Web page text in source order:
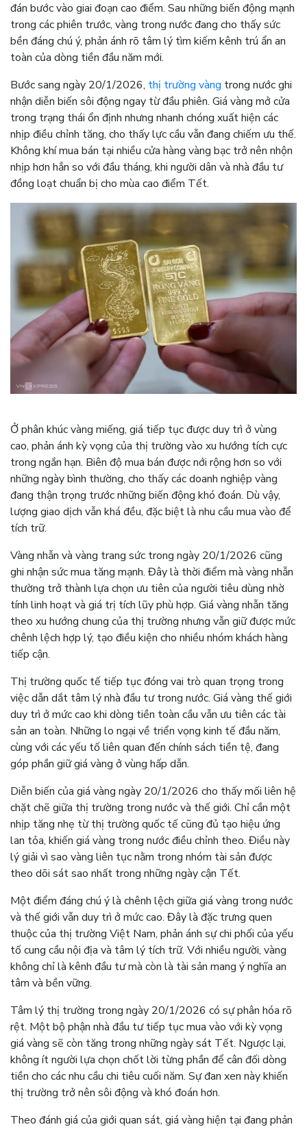
đán bước vào giai đoạn cao điểm. Sau những biến động mạnh
trong các phiên trước, vàng trong nước đang cho thấy sức
bền đáng chú ý, phản ánh rõ tâm lý tìm kiếm kênh trú ẩn an
toàn của dòng tiền đầu năm mới.
Bước sang ngày 20/1/2026, thị trường vàng trong nước ghi
nhận diễn biến sôi động ngay từ đầu phiên. Giá vàng mở cửa
trong trạng thái ổn định nhưng nhanh chóng xuất hiện các
nhịp điều chỉnh tăng, cho thấy lực cầu vẫn đang chiếm ưu thế.
Không khí mua bán tại nhiều cửa hàng vàng bạc trở nên nhộn
nhịp hơn hẳn so với đầu tháng, khi người dân và nhà đầu tư
đồng loạt chuẩn bị cho mùa cao điểm Tết.
Ở phân khúc vàng miếng, giá tiếp tục được duy trì ở vùng
cao, phản ánh kỳ vọng của thị trường vào xu hướng tích cực
trong ngắn hạn. Biên độ mua bán được nới rộng hơn so với
những ngày bình thường, cho thấy các doanh nghiệp vàng
đang thận trọng trước những biến động khó đoán. Dù vậy,
lượng giao dịch vẫn khá đều, đặc biệt là nhu cầu mua vào để
tích trữ.
Vàng nhẫn và vàng trang sức trong ngày 20/1/2026 cũng
ghi nhận sức mua tăng mạnh. Đây là thời điểm mà vàng nhẫn
thường trở thành lựa chọn ưu tiên của người tiêu dùng nhờ
tính linh hoạt và giá trị tích lũy phù hợp. Giá vàng nhẫn tăng
theo xu hướng chung của thị trường nhưng vẫn giữ được mức
chênh lệch hợp lý, tạo điều kiện cho nhiều nhóm khách hàng
tiếp cận.
Thị trường quốc tế tiếp tục đóng vai trò quan trọng trong
việc dẫn dắt tâm lý nhà đầu tư trong nước. Giá vàng thế giới
duy trì ở mức cao khi dòng tiền toàn cầu vẫn ưu tiên các tài
sản an toàn. Những lo ngại về triển vọng kinh tế đầu năm,
cùng với các yếu tố liên quan đến chính sách tiền tệ, đang
góp phần giữ giá vàng ở vùng hấp dẫn.
Diễn biến của giá vàng ngày 20/1/2026 cho thấy mối liên hệ
chặt chẽ giữa thị trường trong nước và thế giới. Chỉ cần một
nhịp tăng nhẹ từ thị trường quốc tế cũng đủ tạo hiệu ứng
lan tỏa, khiến giá vàng trong nước điều chỉnh theo. Điều này
lý giải vì sao vàng liên tục nằm trong nhóm tài sản được
theo dõi sát sao nhất trong những ngày cận Tết.
Một điểm đáng chú ý là chênh lệch giữa giá vàng trong nước
và thế giới vẫn duy trì ở mức cao. Đây là đặc trưng quen
thuộc của thị trường Việt Nam, phản ánh sự chi phối của yếu
tố cung cầu nội địa và tâm lý tích trữ. Với nhiều người, vàng
không chỉ là kênh đầu tư mà còn là tài sản mang ý nghĩa an
tâm và bền vững.
Tâm lý thị trường trong ngày 20/1/2026 có sự phân hóa rõ
rệt. Một bộ phận nhà đầu tư tiếp tục mua vào với kỳ vọng
giá vàng sẽ còn tăng trong những ngày sát Tết. Ngược lại,
không ít người lựa chọn chốt lời từng phần để cân đối dòng
tiền cho các nhu cầu chi tiêu cuối năm. Sự đan xen này khiến
thị trường trở nên sôi động và khó đoán hơn.
Theo đánh giá của giới quan sát, giá vàng hiện tại đang phản